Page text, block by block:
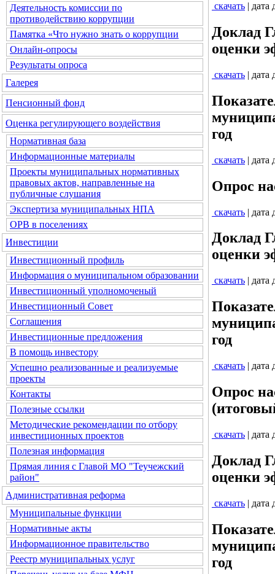
Деятельность комиссии по
противодействию коррупции
Памятка «Что нужно знать о коррупции
Онлайн-опросы
Результаты опроса
Галерея
Пенсионный фонд
Оценка регулирующего воздействия
Нормативная база
Информационные материалы
Проекты муниципальных нормативных
правовых актов, направленные на
публичные слушания
Экспертиза муниципальных НПА
ОРВ в поселениях
Инвестиции
Инвестиционный профиль
Информация о муниципальном образовании
Инвестиционный уполномоченый
Инвестиционный Совет
Соглашения
Инвестиционные предложения
В помощь инвестору
Успешно реализованные и реализуемые
проекты
Контакты
Полезные ссылки
Методические рекомендации по отбору
инвестиционных проектов
Полезная информация
Прямая линия с Главой МО "Теучежский
район"
Административная реформа
Муниципальные функции
Нормативные акты
Информационное правительство
Реестр муниципальных услуг
скачать | дата
Доклад
оценки
скачать | дата
год
скачать | дата
Опрос
скачать | дата
Доклад
оценки
скачать | дата
год
скачать | дата
Опрос
скачать | дата
Доклад
оценки
скачать | дата
год